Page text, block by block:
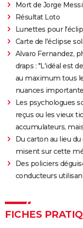
Mort de Jorge Messi
Résultat Loto
Lunettes pour
Carte de l'éclipse
Alvaro Fernandez,
draps : "L'idéal est
au maximum tous
nuances
Les psychologues
reçus ou les vieux
accumulateurs,
Du carton au lieu
misent sur cette
Des policiers
conducteurs
FICHES